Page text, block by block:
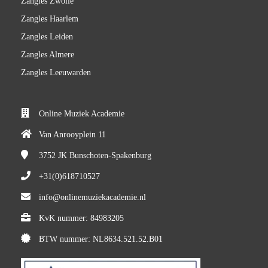
Zangles Haarlem
Zangles Leiden
Zangles Almere
Zangles Leeuwarden
Online Muziek Academie
Van Anrooyplein 11
3752 JK Bunschoten-Spakenburg
+31(0)618710527
info@onlinemuziekacademie.nl
KvK nummer: 84983205
BTW nummer: NL8634.521.52.B01